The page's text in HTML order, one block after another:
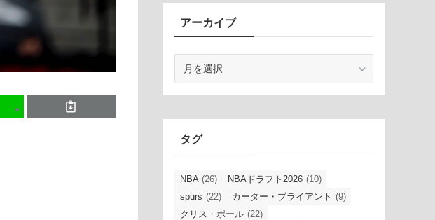
アーカイブ
ブ
タグ
NBA (26) NBAドラフト2026 (10)
spurs (22) カーター・ブライアント (9)
クリス・ポール (22)